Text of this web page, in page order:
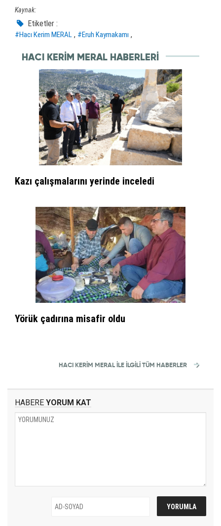
Kaynak:
Etiketler :
#Hacı Kerim MERAL , #Eruh Kaymakamı ,
HACI KERIM MERAL HABERLERI
Kazı çalışmalarını yerinde inceledi
Yörük çadırına misafir oldu
HACI KERIM MERAL İLE İLGİLİ TÜM HABERLER
HABERE YORUM KAT